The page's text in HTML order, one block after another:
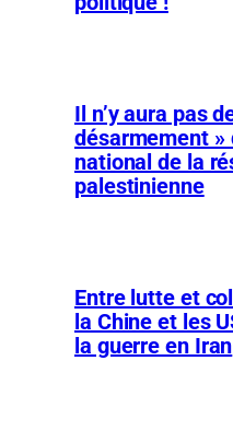
Il n’y aura pas
désarmement »
national de la
palestinienne
Entre lutte et
la Chine et les
la guerre en Iran